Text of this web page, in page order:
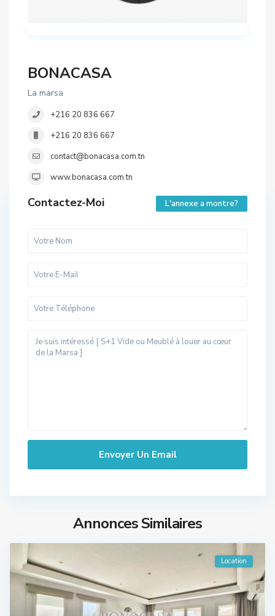
BONACASA
La marsa
+216 20 836 667
+216 20 836 667
contact@bonacasa.com.tn
www.bonacasa.com.tn
Contactez-Moi L'annexe a montre?
Annonces Similaires
Location